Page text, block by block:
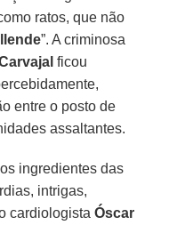
ratos, que não
”. A criminosa
ficou
entre o posto de
assaltantes.
ingredientes das
intrigas,
cardiologistaÓscar